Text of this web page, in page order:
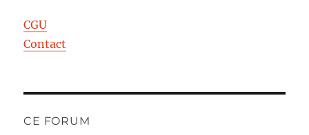
CGU
Contact
CE FORUM